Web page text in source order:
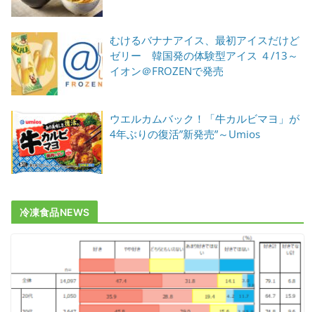
むけるバナナアイス、最初アイスだけど
ゼリー 韓国発の体験型アイス ４/13～
イオン＠FROZENで発売
ウエルカムバック！「牛カルビマヨ」が
4年ぶりの復活”新発売”～Umios
冷凍食品NEWS